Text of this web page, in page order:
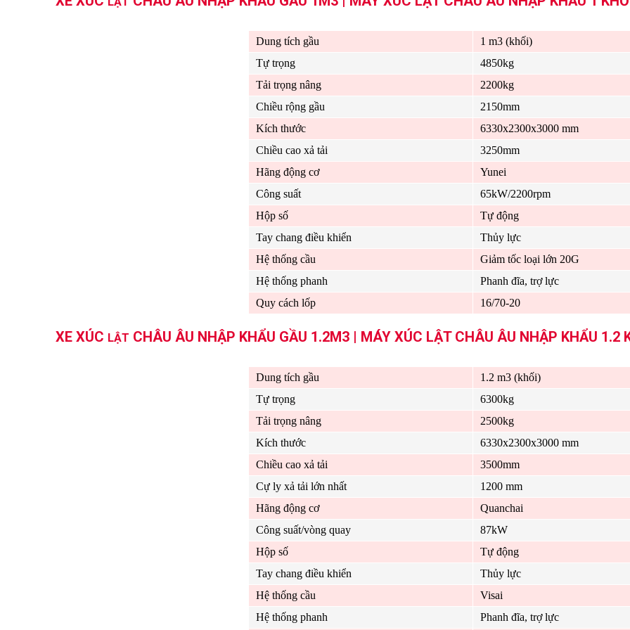
Dung tích gầu
1 m3 (khối)
Tự trọng
4850kg
Tải trọng nâng
2200kg
Chiều rộng gầu
2150mm
Kích thước
6330x2300x3000 mm
Chiều cao xả tải
3250mm
Hãng động cơ
Yunei
Công suất
65kW/2200rpm
Hộp số
Tự động
Tay chang điều khiển
Thủy lực
Hệ thống cầu
Giảm tốc loại lớn 20G
Hệ thống phanh
Phanh đĩa, trợ lực
Quy cách lốp
16/70-20
XE XÚC LẬT CHÂU ÂU NHẬP KHẨU GẦU 1.2M3 | MÁY XÚC LẬT CHÂU ÂU NHẬP KHẨU 1.2
Dung tích gầu
1.2 m3 (khối)
Tự trọng
6300kg
Tải trọng nâng
2500kg
Kích thước
6330x2300x3000 mm
Chiều cao xả tải
3500mm
Cự ly xả tải lớn nhất
1200 mm
Hãng động cơ
Quanchai
Công suất/vòng quay
87kW
Hộp số
Tự động
Tay chang điều khiển
Thủy lực
Hệ thống cầu
Visai
Hệ thống phanh
Phanh đĩa, trợ lực